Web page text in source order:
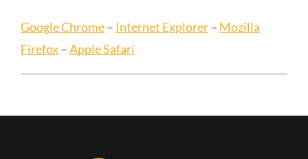
Google Chrome– Internet Explorer– Mozilla
Firefox–Apple Safari